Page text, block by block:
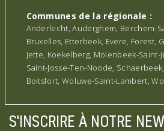
Communes de la régionale :
Anderlecht, Auderghem, Berchem-
Bruxelles, Etterbeek, Evere, Forest,
Jette, Koekelberg, Molenbeek-Saint-
Saint-Josse-Ten-Noode,
Boitsfort, Woluwe-Saint-Lambert,
S'INSCRIRE À NOTRE